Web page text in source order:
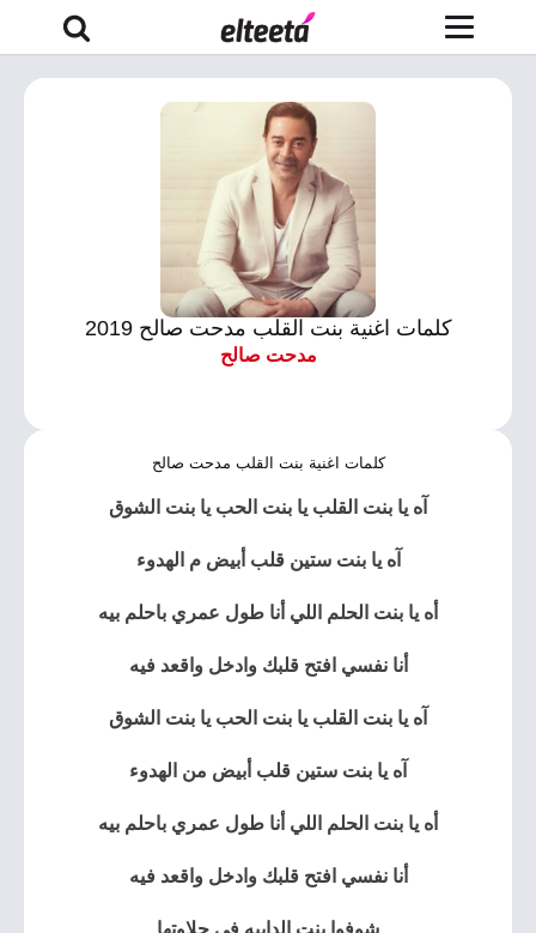
كلمات اغنية بنت القلب مدحت صالح 2019
مدحت صالح
كلمات اغنية بنت القلب مدحت صالح
آه يا بنت القلب يا بنت الحب يا بنت الشوق
آه يا بنت ستين قلب أبيض م الهدوء
أه يا بنت الحلم اللي أنا طول عمري باحلم بيه
أنا نفسي افتح قلبك وادخل واقعد فيه
آه يا بنت القلب يا بنت الحب يا بنت الشوق
آه يا بنت ستين قلب أبيض من الهدوء
أه يا بنت الحلم اللي أنا طول عمري باحلم بيه
أنا نفسي افتح قلبك وادخل واقعد فيه
شوفوا بنت الدايبه فى حلاوتها